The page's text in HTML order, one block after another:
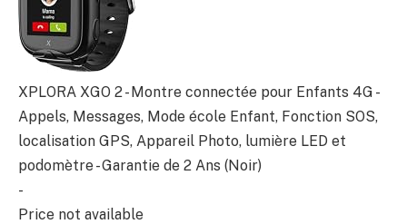
XPLORA XGO 2 - Montre connectée pour Enfants 4G -
Appels, Messages, Mode école Enfant, Fonction SOS,
localisation GPS, Appareil Photo, lumière LED et
podomètre - Garantie de 2 Ans (Noir)
-
Price not available